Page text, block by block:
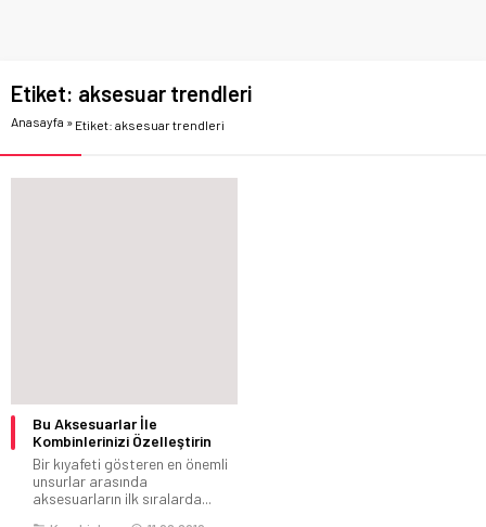
Etiket: aksesuar trendleri
Anasayfa » Etiket: aksesuar trendleri
Bu Aksesuarlar İle
Kombinlerinizi Özelleştirin
Bir kıyafeti gösteren en önemli
unsurlar arasında
aksesuarların ilk sıralarda...